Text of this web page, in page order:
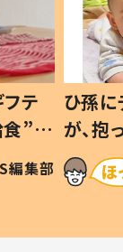
テ
”を
の親
編集部
ひ孫
が、
「涙が
い」